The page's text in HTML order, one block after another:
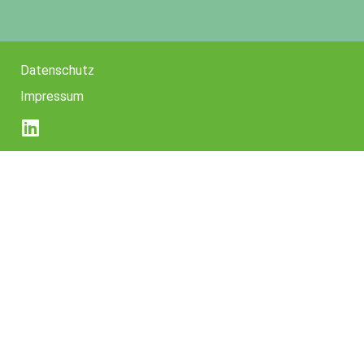
Datenschutz
Impressum